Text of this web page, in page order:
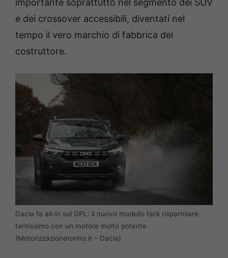
importante soprattutto nel segmento dei SUV
e dei crossover accessibili, diventati nel
tempo il vero marchio di fabbrica del
costruttore.
Dacia fa all-in sul GPL: il nuovo modello farà risparmiare
tantissimo con un motore molto potente
(Motorizzazionetorino.it – Dacia)